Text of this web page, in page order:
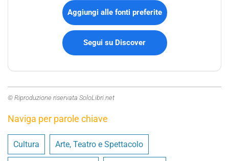
Aggiungi alle fonti preferite
Segui su Discover
© Riproduzione riservata SoloLibri.net
Naviga per parole chiave
Cultura Arte, Teatro e Spettacolo